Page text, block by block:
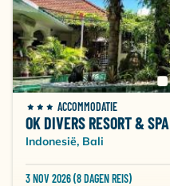
ACCOMMODATIE
OK DIVERS RESORT & SPA
Indonesië, Bali
3 NOV 2026 (8 DAGEN REIS)